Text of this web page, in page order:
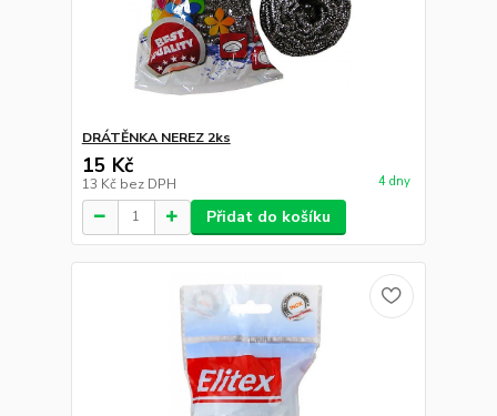
DRÁTĚNKA NEREZ 2ks
15 Kč
13 Kč bez DPH 4 dny
Přidat do košíku